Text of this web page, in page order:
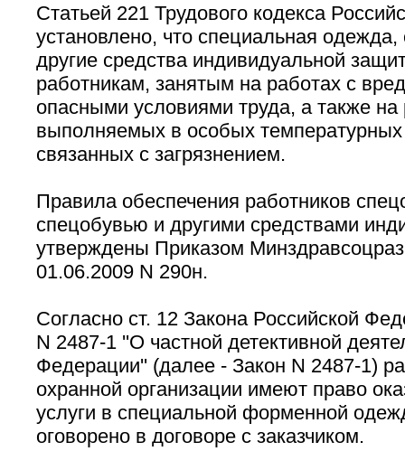
Статьей 221 Трудового кодекса
установлено, что специальная
другие средства индивидуальной
работникам, занятым на работах с
опасными условиями труда, а также на
выполняемых в особых температурных
связанных с загрязнением.
Правила обеспечения работников
спецобувью и другими средствами
утверждены Приказом
01.06.2009 N 290н.
Согласно ст. 12 Закона Российской
N 2487-1 ''О частной детективной
Федерации'' (далее - Закон N 2487-1)
охранной организации имеют право
услуги в специальной форменной
оговорено в договоре с заказчиком.